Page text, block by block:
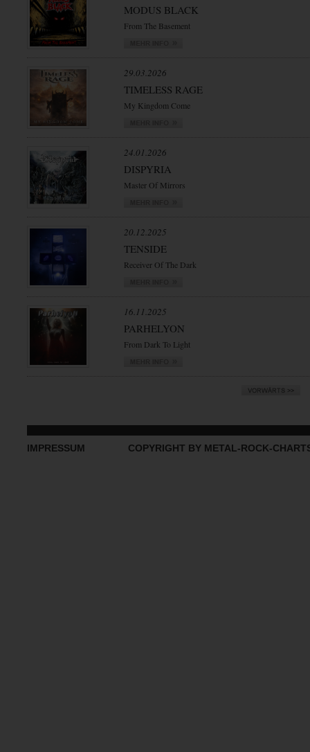
MODUS BLACK
From The Basement
29.03.2026
TIMELESS RAGE
My Kingdom Come
24.01.2026
DISPYRIA
Master Of Mirrors
20.12.2025
TENSIDE
Receiver Of The Dark
16.11.2025
PARHELYON
From Dark To Light
IMPRESSUM COPYRIGHT BY METAL-ROCK-